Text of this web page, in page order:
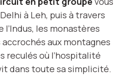
à Leh, puis à travers
l’Indus, les monastères
aux montagnes
reculés où l’hospitalité
dans toute sa simplicité.